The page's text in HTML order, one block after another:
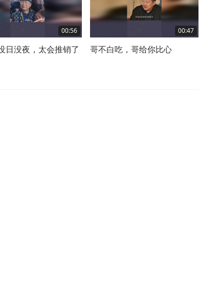
00:56
日没夜，太会推销了
00:47
哥不白吃，哥给你比心